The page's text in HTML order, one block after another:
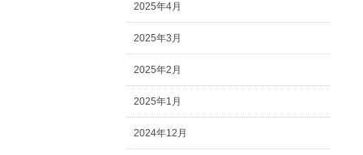
2025年4月
2025年3月
2025年2月
2025年1月
2024年12月